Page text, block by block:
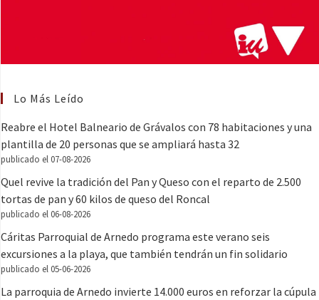
Lo Más Leído
Reabre el Hotel Balneario de Grávalos con 78 habitaciones y una
plantilla de 20 personas que se ampliará hasta 32
publicado el 07-08-2026
Quel revive la tradición del Pan y Queso con el reparto de 2.500
tortas de pan y 60 kilos de queso del Roncal
publicado el 06-08-2026
Cáritas Parroquial de Arnedo programa este verano seis
excursiones a la playa, que también tendrán un fin solidario
publicado el 05-06-2026
La parroquia de Arnedo invierte 14.000 euros en reforzar la cúpula